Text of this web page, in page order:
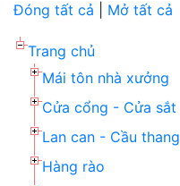
Đóng tất cả Mở tất cả
Trang chủ
Mái tôn nhà xưởng
Cửa cổng - Cửa sắt
Lan can - Cầu thang
Hàng rào